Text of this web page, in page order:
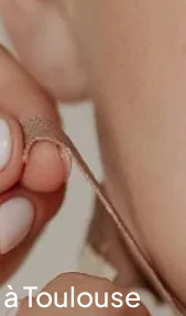
Toulouse